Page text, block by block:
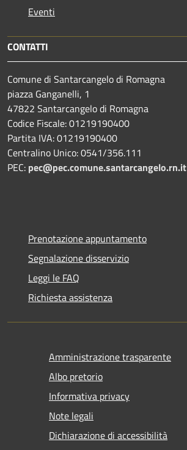
Eventi
CONTATTI
Comune di Santarcangelo di Romagna
piazza Ganganelli, 1
47822 Santarcangelo di Romagna
Codice Fiscale: 01219190400
Partita IVA: 01219190400
Centralino Unico: 0541/356.111
PEC: pec@pec.comune.santarcangelo.rn.it
Prenotazione appuntamento
Segnalazione disservizio
Leggi le FAQ
Richiesta assistenza
Amministrazione trasparente
Albo pretorio
Informativa privacy
Note legali
Dichiarazione di accessibilità